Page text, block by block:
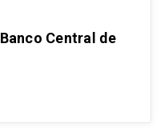
Central de